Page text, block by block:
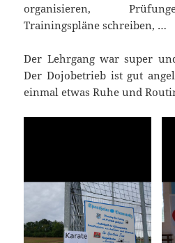
organisieren,
Trainingspläne schreiben, …
Der Lehrgang war super
Der Dojobetrieb ist gut
einmal etwas Ruhe und